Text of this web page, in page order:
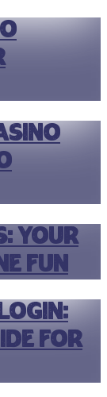
Your
Fun
for